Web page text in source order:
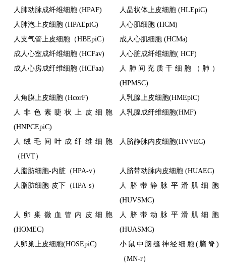
人肺动脉成纤维细胞 (HPAF)
人晶状体上皮细胞 (HLEpiC)
人肺泡上皮细胞 (HPAEpiC)
人心肌细胞 (HCM)
人支气管上皮细胞（HBEpiC）
成人心肌细胞 (HCMa)
成人心室成纤维细胞 (HCFav)
人心脏成纤维细胞( HCF)
成人心房成纤维细胞 (HCFaa)
人肺间充质干细胞（肺）
(HPMSC)
人角膜上皮细胞 (HcorF)
人乳腺上皮细胞(HMEpiC)
人非色素睫状上皮细胞
(HNPCEpiC)
人乳腺成纤维细胞(HMF)
人绒毛间叶成纤维细胞
（HVT）
人脐静脉内皮细胞(HVVEC)
人脂肪细胞-内脏（HPA-v）
人脐带动脉内皮细胞 (HUAEC)
人脂肪细胞-皮下（HPA-s）
人脐带静脉平滑肌细胞
(HUVSMC)
人卵巢微血管内皮细胞
(HOMEC)
人脐带动脉平滑肌细胞
(HUASMC)
人卵巢上皮细胞(HOSEpiC)
小鼠中脑缝神经细胞(脑脊)
（MN-r）